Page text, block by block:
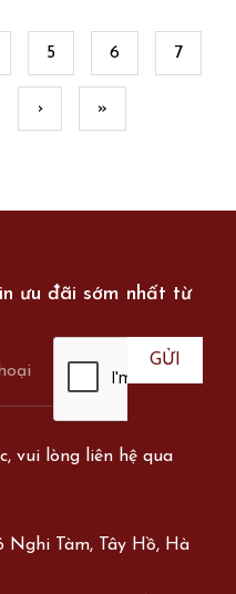
5 6 7
› »
ưu đãi sớm nhất từ
vui lòng liên hệ qua
Nghi Tàm, Tây Hồ, Hà